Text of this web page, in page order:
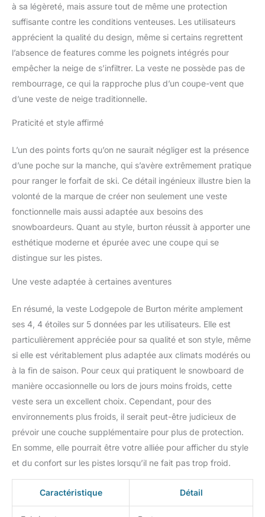
à sa légèreté, mais assure tout de même une protection
suffisante contre les conditions venteuses. Les utilisateurs
apprécient la qualité du design, même si certains regrettent
l’absence de features comme les poignets intégrés pour
empêcher la neige de s’infiltrer. La veste ne possède pas de
rembourrage, ce qui la rapproche plus d’un coupe-vent que
d’une veste de neige traditionnelle.
Praticité et style affirmé
L’un des points forts qu’on ne saurait négliger est la présence
d’une poche sur la manche, qui s’avère extrêmement pratique
pour ranger le forfait de ski. Ce détail ingénieux illustre bien la
volonté de la marque de créer non seulement une veste
fonctionnelle mais aussi adaptée aux besoins des
snowboardeurs. Quant au style, burton réussit à apporter une
esthétique moderne et épurée avec une coupe qui se
distingue sur les pistes.
Une veste adaptée à certaines aventures
En résumé, la veste Lodgepole de Burton mérite amplement
ses 4, 4 étoiles sur 5 données par les utilisateurs. Elle est
particulièrement appréciée pour sa qualité et son style, même
si elle est véritablement plus adaptée aux climats modérés ou
à la fin de saison. Pour ceux qui pratiquent le snowboard de
manière occasionnelle ou lors de jours moins froids, cette
veste sera un excellent choix. Cependant, pour des
environnements plus froids, il serait peut-être judicieux de
prévoir une couche supplémentaire pour plus de protection.
En somme, elle pourrait être votre alliée pour afficher du style
et du confort sur les pistes lorsqu’il ne fait pas trop froid.
Caractéristique Détail